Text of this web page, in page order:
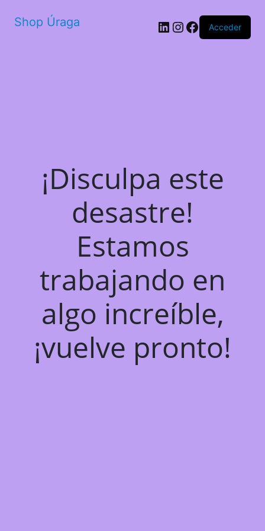
Shop Úraga LinkedIn
Instagram
Facebook
Acceder
¡Disculpa este
desastre!
Estamos
trabajando en
algo increíble,
¡vuelve pronto!